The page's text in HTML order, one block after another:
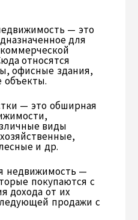
— это
для
относятся
офисные здания,
объекты.
— это обширная
виды
и др.
недвижимость —
покупаются с
дохода от их
продажи с